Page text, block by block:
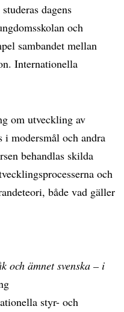
dagens
och
sambandet mellan
Internationella
om utveckling av
modersmål och andra
behandlas skilda
och
både vad gäller
och ämnet svenska – i
styr- och